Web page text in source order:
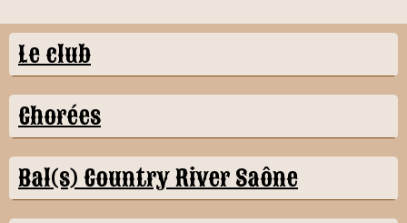
Le club
Chorées
Bal(s) Country River Saône